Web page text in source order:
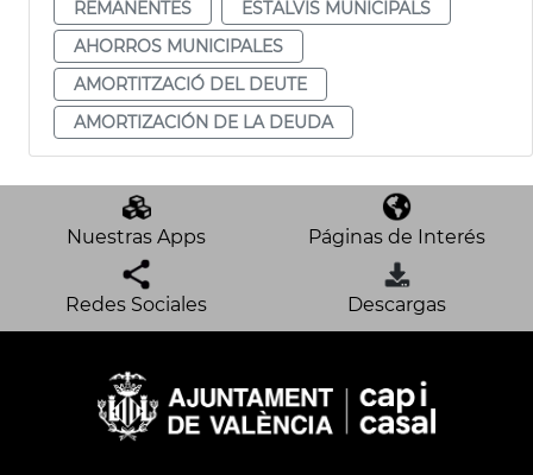
REMANENTES
ESTALVIS MUNICIPALS
AHORROS MUNICIPALES
AMORTITZACIÓ DEL DEUTE
AMORTIZACIÓN DE LA DEUDA
Nuestras Apps Páginas de Interés
Redes Sociales Descargas